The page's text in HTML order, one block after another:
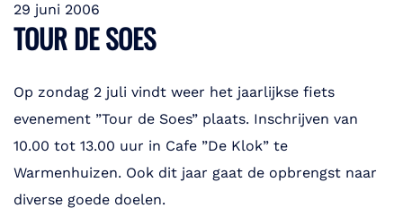
29 juni 2006
TOUR DE SOES
Op zondag 2 juli vindt weer het jaarlijkse fiets
evenement ”Tour de Soes” plaats. Inschrijven van
10.00 tot 13.00 uur in Cafe ”De Klok” te
Warmenhuizen. Ook dit jaar gaat de opbrengst naar
diverse goede doelen.